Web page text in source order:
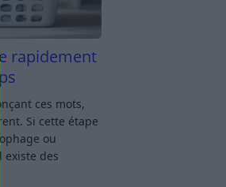
rapidement
ces mots,
Si cette étape
ou
existe des